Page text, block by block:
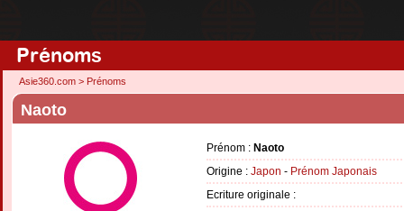
Prénoms
Asie360.com > Prénoms
Naoto
Prénom : Naoto
Origine : Japon - Prénom Japonais
Ecriture originale :